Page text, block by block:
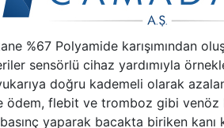
%67 Polyamide
sensörlü cihaz yardımıyla
doğru kademeli olarak azalan
ödem, flebit ve tromboz gibi
basınç yaparak bacakta biriken